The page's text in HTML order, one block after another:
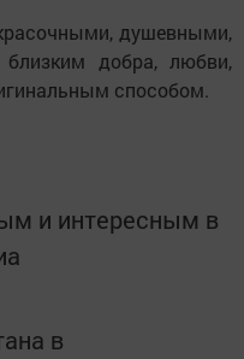
душевными,
добра, любви,
способом.
и интересным в
в